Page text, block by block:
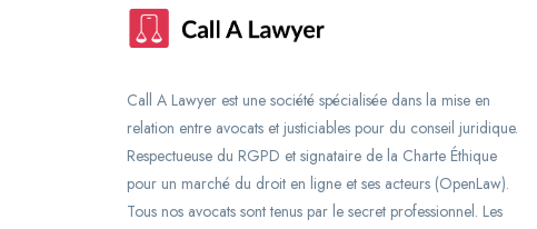
Call A Lawyer est une société spécialisée dans la mise en
relation entre avocats et justiciables pour du conseil juridique.
Respectueuse du RGPD et signataire de la Charte Éthique
pour un marché du droit en ligne et ses acteurs (OpenLaw).
Tous nos avocats sont tenus par le secret professionnel. Les